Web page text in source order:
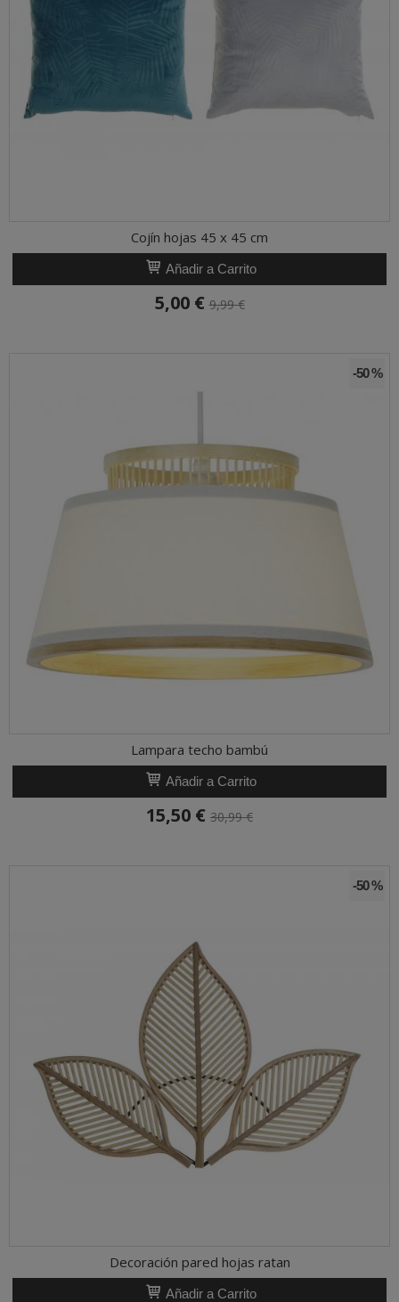
Cojín hojas 45 x 45 cm
Añadir a Carrito
5,00 €9,99 €
-50 %
Lampara techo bambú
Añadir a Carrito
15,50 € 30,99 €
-50 %
Decoración pared hojas ratan
Añadir a Carrito